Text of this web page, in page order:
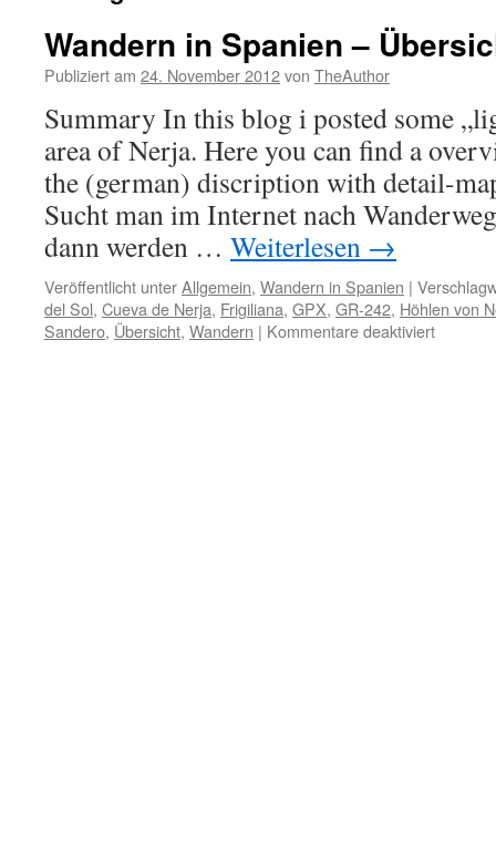
Wandern in Spanien –
Publiziert am 24. November 2012von TheAuthor
Summary In this blog i posted some
area of Nerja. Here you can find a
the (german) discription with detail-
Sucht man im Internet nach
dann werden … Weiterlesen →
Veröffentlicht unterAllgemein, Wandern in Spanien |
del Sol, Cueva de Nerja, Frigiliana, GPX, GR-242, Höhlen von
Sandero, Übersicht, Wandern | Kommentare deaktiviertfür